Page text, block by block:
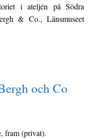
i ateljén på Södra
& Co., Länsmuseet
och Co
fram (privat).